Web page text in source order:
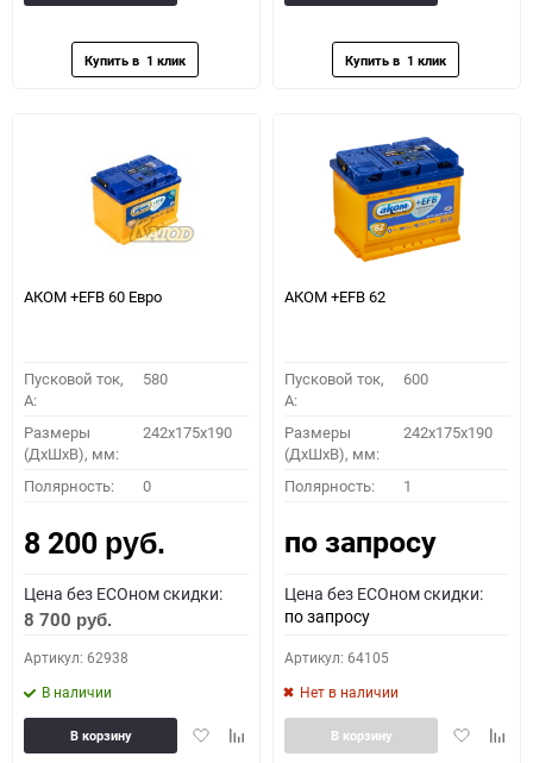
АКОМ +EFB 60 Евро
Пусковой ток,
A:
580
Размеры
(ДхШхВ), мм:
242x175x190
Полярность: 0
8 200 руб.
Цена без ECOном скидки:
8 700 руб.
Артикул: 62938
В наличии
ДобавитьДобавить
В корзину
АКОМ +EFB 62
Пусковой ток,
A:
600
Размеры
(ДхШхВ), мм:
242x175x190
Полярность: 1
по запросу
Цена без ECOном скидки:
по запросу
Артикул: 64105
Нет в наличии
Добавить
В корзину